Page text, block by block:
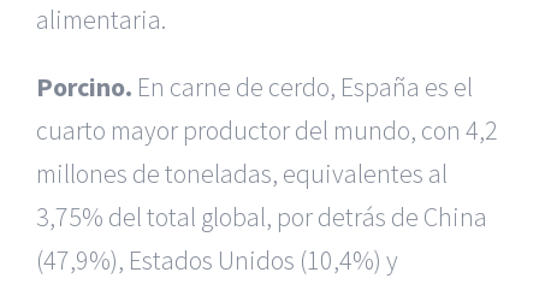
alimentaria.
Porcino. En carne de cerdo, España es el
cuarto mayor productor del mundo, con 4,2
millones de toneladas, equivalentes al
3,75% del total global, por detrás de China
(47,9%), Estados Unidos (10,4%) y